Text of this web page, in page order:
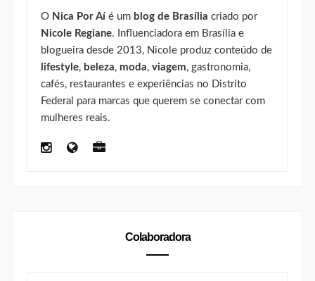
O Nica Por Aíé um blog de Brasília criado por
Nicole Regiane. Influenciadora em Brasília e
blogueira desde 2013, Nicole produz conteúdo de
lifestyle, beleza, moda, viagem, gastronomia,
cafés, restaurantes e experiências no Distrito
Federal para marcas que querem se conectar com
mulheres reais.
Colaboradora